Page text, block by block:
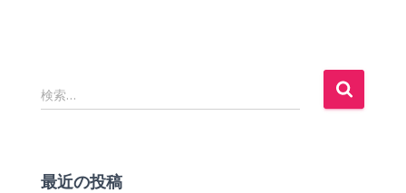
検索…
最近の投稿